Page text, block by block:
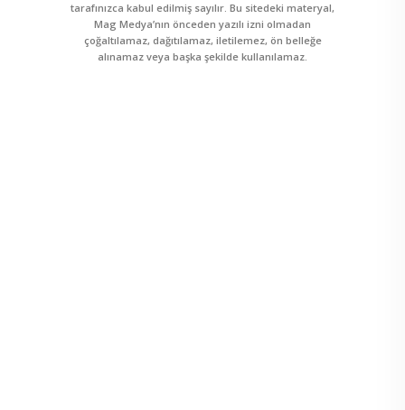
tarafınızca kabul edilmiş sayılır. Bu sitedeki materyal,
Mag Medya’nın önceden yazılı izni olmadan
çoğaltılamaz, dağıtılamaz, iletilemez, ön belleğe
alınamaz veya başka şekilde kullanılamaz.